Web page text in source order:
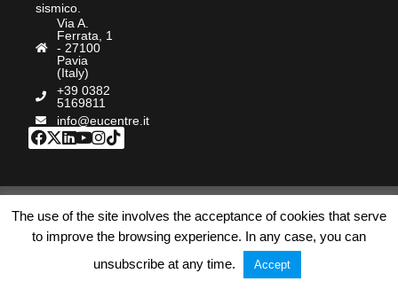
sismico.
Via A.
Ferrata, 1
- 27100
Pavia
(Italy)
+39 0382
5169811
info@eucentre.it
Termini e Condizioni|Accessibilità| P.IVA:
IT02009180189 | REA PV – 254684
The use of the site involves the acceptance of cookies that serve
to improve the browsing experience. In any case, you can
unsubscribe at any time.
Accept